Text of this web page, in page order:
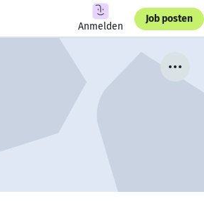
Anmelden
Job posten